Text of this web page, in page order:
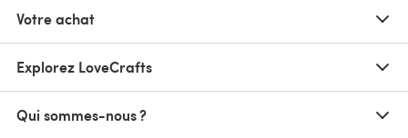
Votre achat
Explorez LoveCrafts
Qui sommes-nous ?